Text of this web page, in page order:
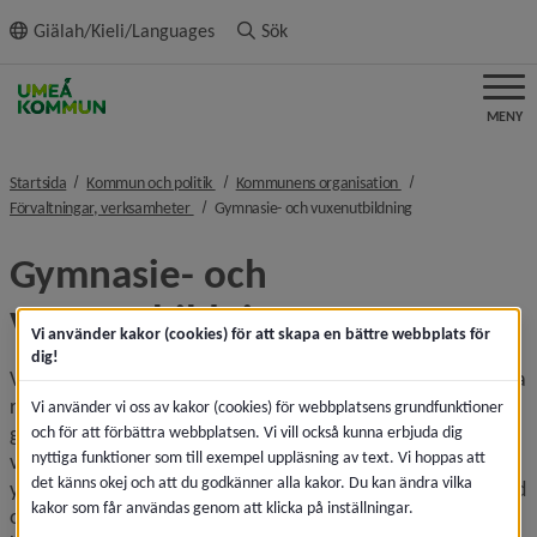
innehållet
Giälah/Kieli/Languages Sök
MENY
Startsida Kommun och politik nivå i brödsmulenavigeringen
Kommunens organisation nivå i
Förvaltningar, verksamheter nivå i brödsmulenavigeringen
Gymnasie- och vuxenutbildningnivå i
Gymnasie- och
vuxenutbildning
Vi har en gemensam strävan: att alla unga och vuxna ska ha
rätt att nå skolframgång. Hos oss finns 4000
gymnasieelever och ungefär lika många studerande inom
vuxenutbildningen. ​Vi är även utförare av
yrkeshögskoleutbildningar samt ansvarig för arbetsmarknad
och integration. Förvaltningen bidrar till
Vi använder kakor (cookies) för att skapa en bättre webbplats för
dig!
Vi använder vi oss av kakor (cookies) för webbplatsens grundfunktioner
och för att förbättra webbplatsen. Vi vill också kunna erbjuda dig
nyttiga funktioner som till exempel uppläsning av text. Vi hoppas att
det känns okej och att du godkänner alla kakor. Du kan ändra vilka
kakor som får användas genom att klicka på inställningar.